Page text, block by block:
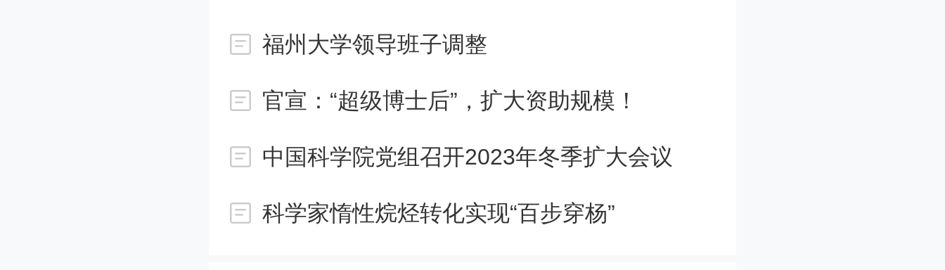
福州大学领导班子调整
官宣：“超级博士后”，扩大资助规模！
中国科学院党组召开2023年冬季扩大会议
科学家惰性烷烃转化实现“百步穿杨”